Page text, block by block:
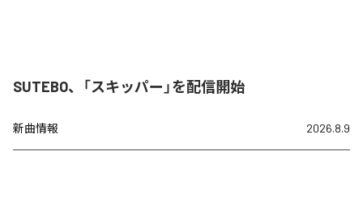
SUTEBO、「スキッパー」を配信開始
新曲情報 2026.8.9